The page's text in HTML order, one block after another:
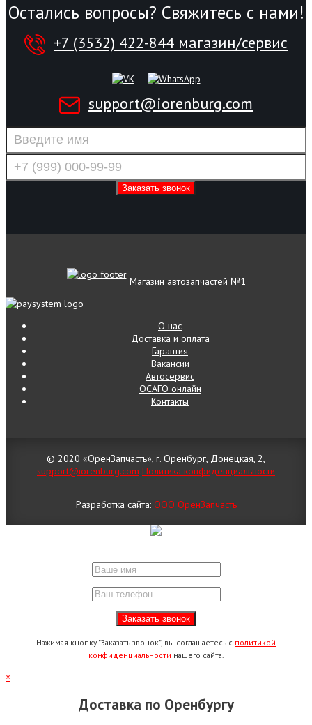
Остались вопросы? Свяжитесь с нами!
+7 (3532) 422-844 магазин/сервис
support@iorenburg.com
Магазин автозапчастей №1
О нас
Доставка и оплата
Гарантия
Вакансии
Автосервис
ОСАГО онлайн
Контакты
© 2020 «ОренЗапчасть», г. Оренбург, Донецкая, 2,
support@iorenburg.com Политика конфиденциальности
Разработка сайта: ООО ОренЗапчасть
Нажимая кнопку "Заказать звонок", вы соглашаетесь с политикой
конфиденциальности нашего сайта.
×
Доставка по Оренбургу